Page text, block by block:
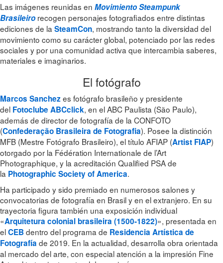
Las imágenes reunidas en Movimiento Steampunk
Brasileiro recogen personajes fotografiados entre distintas
ediciones de la SteamCon, mostrando tanto la diversidad del
movimiento como su carácter global, potenciado por las redes
sociales y por una comunidad activa que intercambia saberes,
materiales e imaginarios.
El fotógrafo
Marcos Sanchezes fotógrafo brasileño y presidente
del Fotoclube ABCclick, en el ABC Paulista (São Paulo),
además de director de fotografía de la CONFOTO
(Confederação Brasileira de Fotografia). Posee la distinción
MFB (Mestre Fotógrafo Brasileiro), el título AFIAP (Artist FIAP)
otorgado por la Fédération Internationale de l’Art
Photographique, y la acreditación Qualified PSA de
la Photographic Society of America.
Ha participado y sido premiado en numerosos salones y
convocatorias de fotografía en Brasil y en el extranjero. En su
trayectoria figura también una exposición individual
«Arquitetura colonial brasileira (1500-1822)», presentada en
elCEBdentro del programa de Residencia Artística de
Fotografía de 2019. En la actualidad, desarrolla obra orientada
al mercado del arte, con especial atención a la impresión Fine